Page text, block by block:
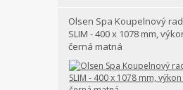
Olsen Spa Koupelnový
SLIM - 400 x 1078 mm,
černá matná